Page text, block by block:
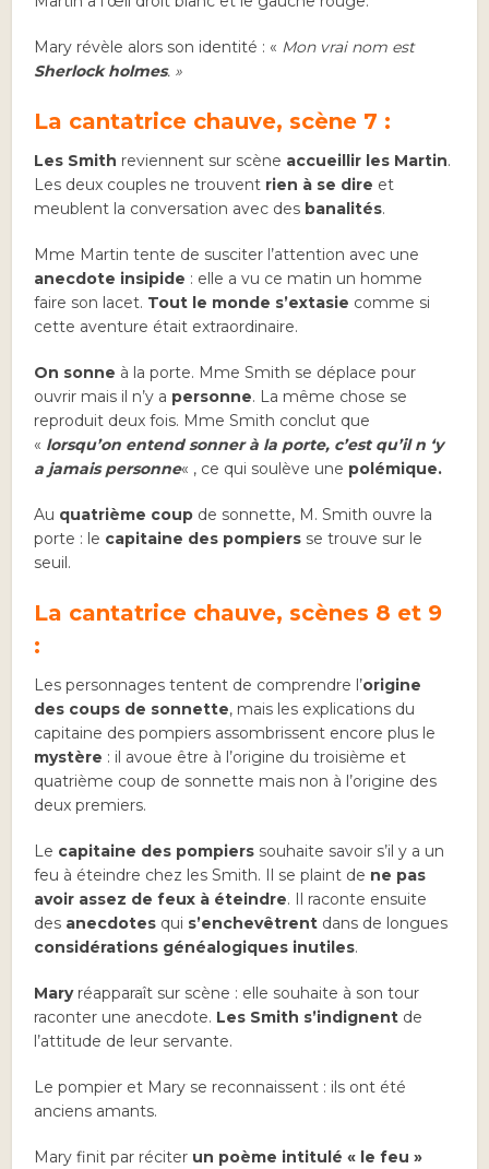
Mary révèle alors son identité : « Mon vrai nom est
Sherlock holmes. »
La cantatrice chauve, scène 7 :
Les Smith reviennent sur scène accueillir les Martin.
Les deux couples ne trouvent rien à se dire et
meublent la conversation avec des banalités.
Mme Martin tente de susciter l’attention avec une
anecdote insipide : elle a vu ce matin un homme
faire son lacet. Tout le monde s’extasie comme si
cette aventure était extraordinaire.
On sonne à la porte. Mme Smith se déplace pour
ouvrir mais il n’y a personne. La même chose se
reproduit deux fois. Mme Smith conclut que
« lorsqu’on entend sonner à la porte, c’est qu’il n ‘y
a jamais personne« , ce qui soulève une polémique.
Au quatrième coup de sonnette, M. Smith ouvre la
porte : le capitaine des pompiers se trouve sur le
seuil.
La cantatrice chauve, scènes 8 et 9
:
Les personnages tentent de comprendre l’origine
des coups de sonnette, mais les explications du
capitaine des pompiers assombrissent encore plus le
mystère : il avoue être à l’origine du troisième et
quatrième coup de sonnette mais non à l’origine des
deux premiers.
Le capitaine des pompiers souhaite savoir s’il y a un
feu à éteindre chez les Smith. Il se plaint de ne pas
avoir assez de feux à éteindre. Il raconte ensuite
des anecdotes qui s’enchevêtrent dans de longues
considérations généalogiques inutiles.
Maryréapparaît sur scène : elle souhaite à son tour
raconter une anecdote. Les Smith s’indignent de
l’attitude de leur servante.
Le pompier et Mary se reconnaissent : ils ont été
anciens amants.
Mary finit par réciter un poème intitulé « le feu »